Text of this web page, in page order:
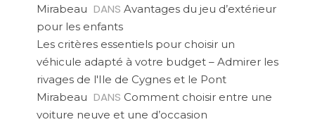
Mirabeau DANS Avantages du jeu d’extérieur
pour les enfants
Les critères essentiels pour choisir un
véhicule adapté à votre budget – Admirer les
rivages de l'Ile de Cygnes et le Pont
Mirabeau DANS Comment choisir entre une
voiture neuve et une d’occasion